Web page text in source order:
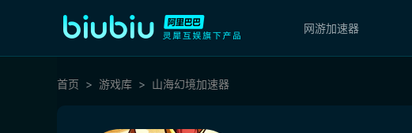
网游加速器
首页 游戏库 山海幻境加速器